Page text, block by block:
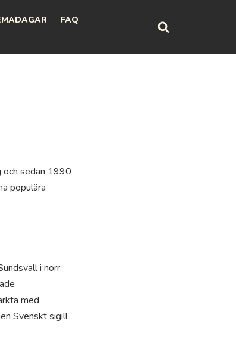
FAQ
och sedan 1990
populära
i norr
med
Svenskt sigill